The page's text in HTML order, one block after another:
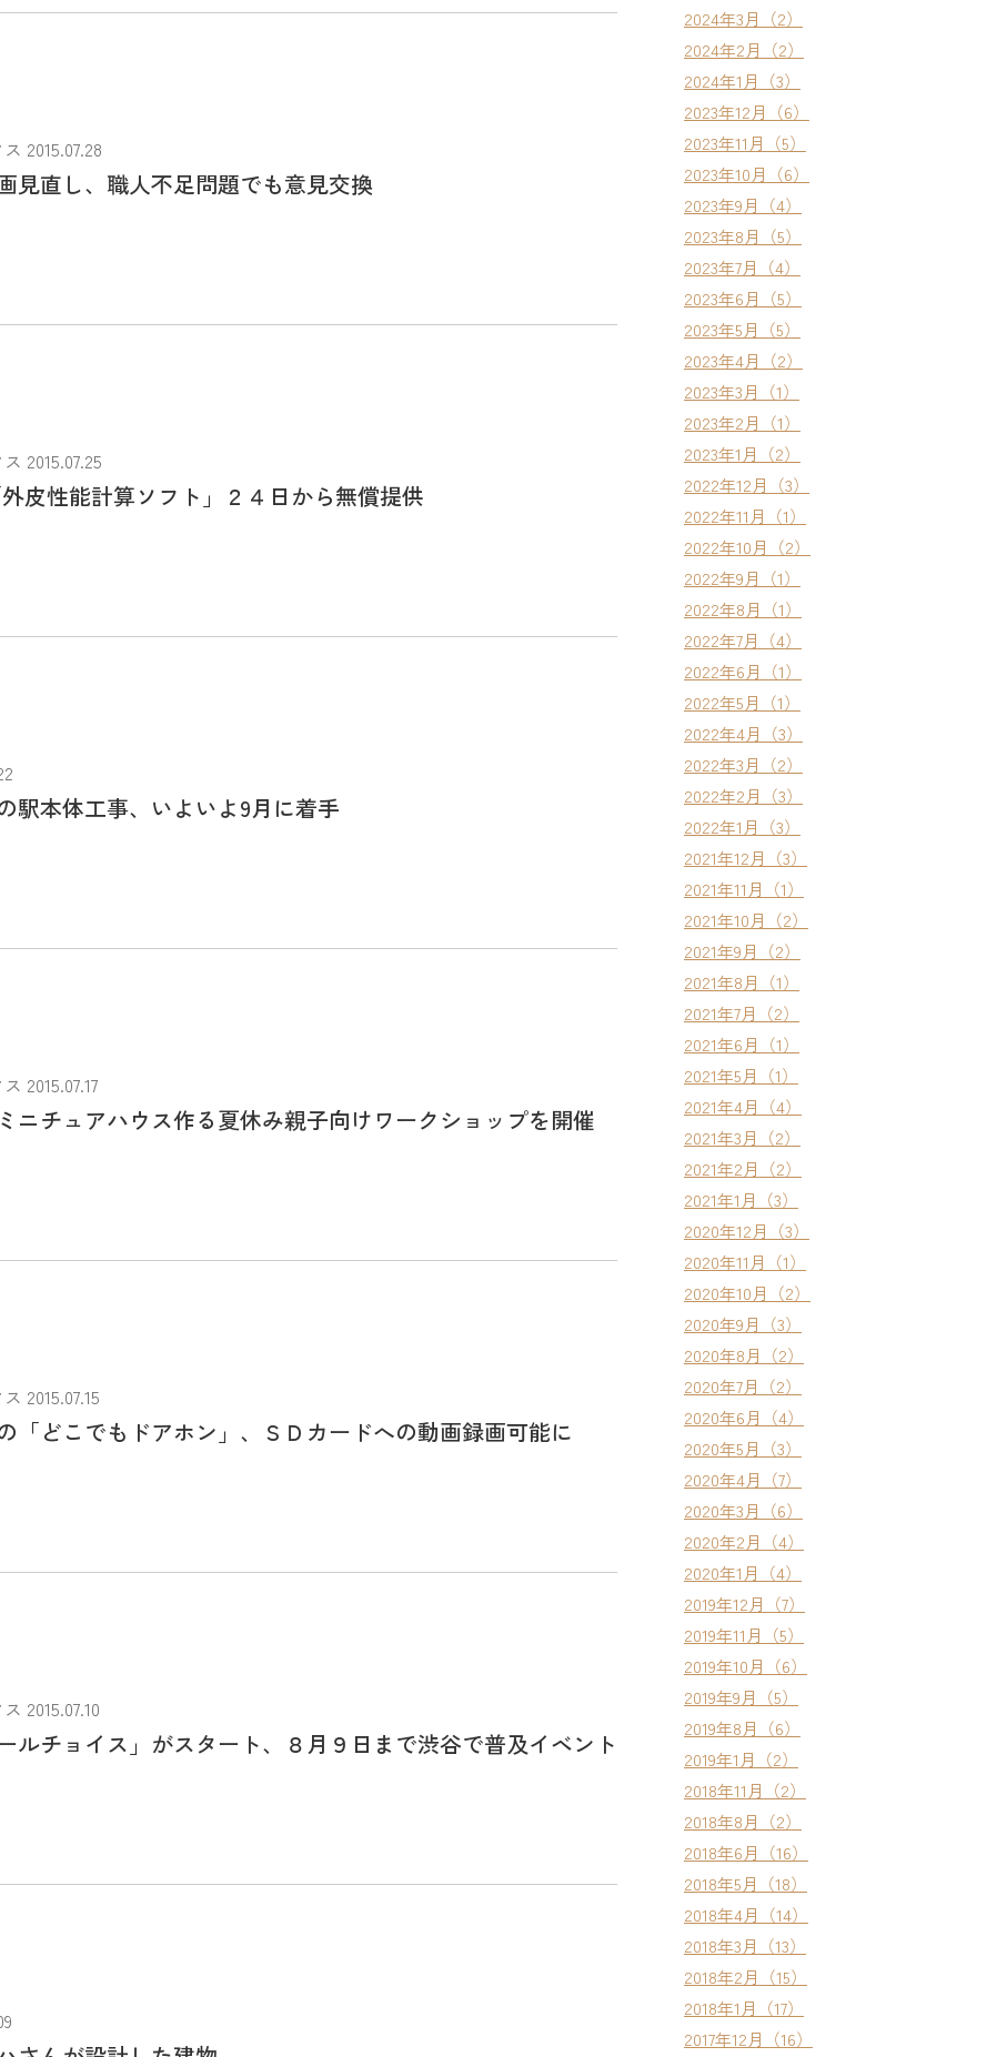
2015.07.28
見直し、職人不足問題でも意見交換
2015.07.25
皮性能計算ソフト」２４日から無償提供
駅本体工事、いよいよ9月に着手
2015.07.17
ニチュアハウス作る夏休み親子向けワークショップを開催
2015.07.15
「どこでもドアホン」、ＳＤカードへの動画録画可能に
2015.07.10
ルチョイス」がスタート、８月９日まで渋谷で普及イベント
2024年3月（2）
2024年2月（2）
2024年1月（3）
2023年12月（6）
2023年11月（5）
2023年10月（6）
2023年9月（4）
2023年8月（5）
2023年7月（4）
2023年6月（5）
2023年5月（5）
2023年4月（2）
2023年3月（1）
2023年2月（1）
2023年1月（2）
2022年12月（3）
2022年11月（1）
2022年10月（2）
2022年9月（1）
2022年8月（1）
2022年7月（4）
2022年6月（1）
2022年5月（1）
2022年4月（3）
2022年3月（2）
2022年2月（3）
2022年1月（3）
2021年12月（3）
2021年11月（1）
2021年10月（2）
2021年9月（2）
2021年8月（1）
2021年7月（2）
2021年6月（1）
2021年5月（1）
2021年4月（4）
2021年3月（2）
2021年2月（2）
2021年1月（3）
2020年12月（3）
2020年11月（1）
2020年10月（2）
2020年9月（3）
2020年8月（2）
2020年7月（2）
2020年6月（4）
2020年5月（3）
2020年4月（7）
2020年3月（6）
2020年2月（4）
2020年1月（4）
2019年12月（7）
2019年11月（5）
2019年10月（6）
2019年9月（5）
2019年8月（6）
2019年1月（2）
2018年11月（2）
2018年8月（2）
2018年6月（16）
2018年5月（18）
2018年4月（14）
2018年3月（13）
2018年2月（15）
2018年1月（17）
2017年12月（16）